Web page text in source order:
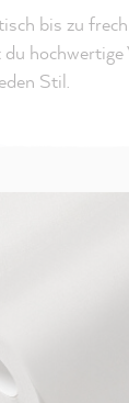
bis zu
Stil.